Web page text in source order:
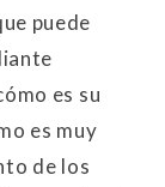
puede
es su
es muy
de los